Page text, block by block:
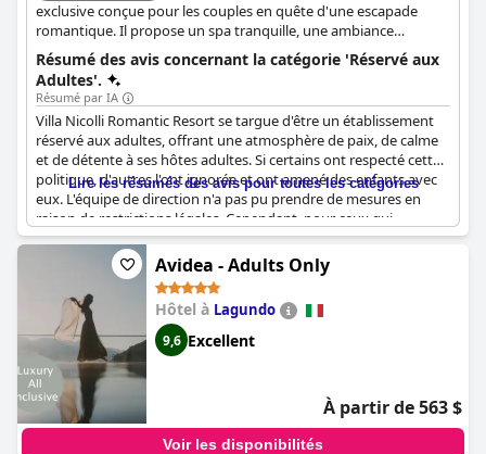
exclusive conçue pour les couples en quête d'une escapade
romantique. Il propose un spa tranquille, une ambiance
romantique et est conçu spécifiquement pour les adultes,
garantissant un séjour paisible et intime.
Résumé des avis concernant la catégorie 'Réservé aux
Adultes'.
Résumé par IA
Villa Nicolli Romantic Resort se targue d'être un établissement
réservé aux adultes, offrant une atmosphère de paix, de calme
et de détente à ses hôtes adultes. Si certains ont respecté cette
politique, d'autres l'ont ignorée et ont amené des enfants avec
eux. L'équipe de direction n'a pas pu prendre de mesures en
raison de restrictions légales. Cependant, pour ceux qui
apprécient un service de qualité, la tranquillité et un
environnement magnifique, ce complexe est fortement
recommandé. Le complexe est généralement réservé aux
adultes, même si certaines personnes n'ont pas respecté la
politique en vigueur. Néanmoins, l'hébergement est une
destination parfaite pour les couples à la recherche d'une
escapade romantique. Ce complexe n'est certainement pas
destiné aux familles avec enfants, ces derniers n'étant pas
admis. La politique de la Villa Nicolli Romantic Resort concernant
les adultes uniquement garantit un environnement serein et
confortable pour se détendre et échapper à l'agitation de la vie
Lire les résumés des avis pour toutes les catégories
Avidea - Adults Only
Hôtel à Lagundo
9,6 Excellent
À partir de 563 $
Voir les disponibilités